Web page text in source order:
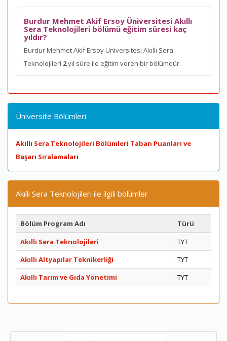
Burdur Mehmet Akif Ersoy Üniversitesi Akıllı
Sera Teknolojileri bölümü eğitim süresi kaç
yıldır?
Burdur Mehmet Akif Ersoy Üniversitesi Akıllı Sera
Teknolojileri 2yıl süre ile eğitim veren bir bölümdür.
Üniversite Bölümleri
Akıllı Sera Teknolojileri Bölümleri Taban Puanları ve
Başarı Sıralamaları
Akıllı Sera Teknolojileri ile ilgili bölümler
Bölüm Program Adı
Türü
Akıllı Sera Teknolojileri
TYT
Akıllı Altyapılar Teknikerliği
TYT
Akıllı Tarım ve Gıda Yönetimi
TYT